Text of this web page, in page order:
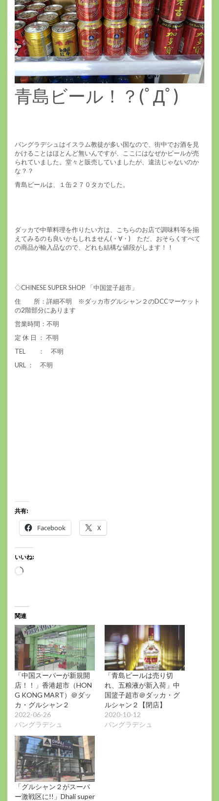
青島ビール！？(ﾟДﾟ)
バングラデシュはイスラム教徒が多い国なので、街中でお酒を見
かけることはほとんど無いんですが、ここにはなぜかビールが売
られていました。堂々と販売していましたが、違法じゃないのか
な？？
青島ビールは、１缶２７０タカでした。
ダッカで中華料理を作りたい方は、こちらのお店で調味料等を揃
えてみるのも良いかもしれません(・∀・) ただ、おそらくすべて
の商品が輸入品なので、どれも結構な値段がします！！
◇CHINESE SUPER SHOP 「中国篮子超市」
住 所：詳細不明 ※ダッカ市グルシャン２のDCCマーケット
の2階部分にあります
営業時間：不明
定 休 日 ： 不明
TEL ： 不明
URL ： 不明
共有:
Facebook X
いいね:
読
中…
関連
「中国スーパーが新規開
店！！」香港超市（HON
G KONG MART）＠ダッ
カ・グルシャン２
2022-06-26
バングラデシュ
「青島ビールは売り切
れ、五粮液が新入荷」中
国篮子超市＠ダッカ・グ
ルシャン２【閉店】
2020-10-12
バングラデシュ
「グルシャン２がスーパ
ー激戦区に!!」Dhali super